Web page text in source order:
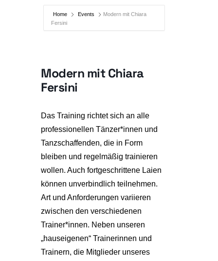
Home Events
Modern mit Chiara
Fersini
Modern mit Chiara
Fersini
Das Training richtet sich an alle
professionellen Tänzer*innen und
Tanzschaffenden, die in Form
bleiben und regelmäßig trainieren
wollen. Auch fortgeschrittene Laien
können unverbindlich teilnehmen.
Art und Anforderungen variieren
zwischen den verschiedenen
Trainer*innen. Neben unseren
„hauseigenen“ Trainerinnen und
Trainern, die Mitglieder unseres